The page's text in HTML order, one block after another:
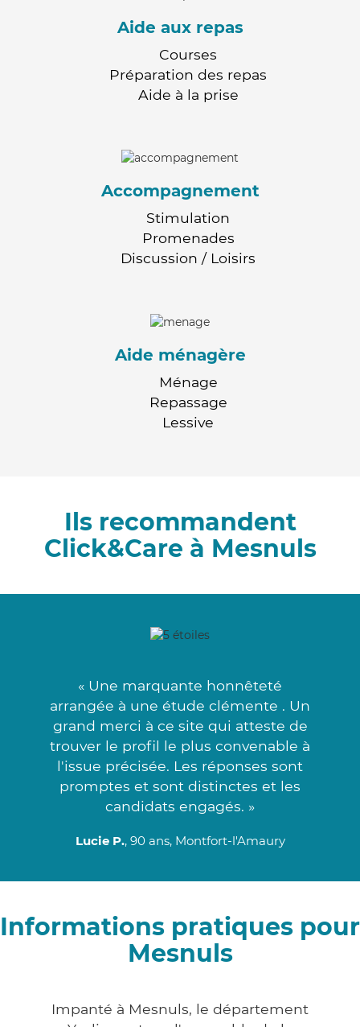
Aide aux repas
Courses
Préparation des repas
Aide à la prise
Accompagnement
Stimulation
Promenades
Discussion / Loisirs
Aide ménagère
Ménage
Repassage
Lessive
Ils recommandent
Click&Care à Mesnuls
« Une marquante honnêteté
arrangée à une étude clémente . Un
grand merci à ce site qui atteste de
trouver le profil le plus convenable à
l'issue précisée. Les réponses sont
promptes et sont distinctes et les
candidats engagés. »
Lucie P., 90 ans, Montfort-l'Amaury
Informations pratiques pour
Mesnuls
Impanté à Mesnuls, le département